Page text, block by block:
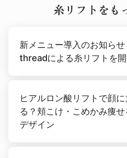
糸リフトをも
新メニュー導入のお知ら
threadによる糸リフトを
ヒアルロン酸リフトで顔
る？頬こけ・こめかみ痩
デザイン